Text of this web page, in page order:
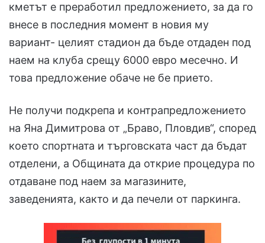
кметът е преработил предложението, за да го
внесе в последния момент в новия му
вариант- целият стадион да бъде отдаден под
наем на клуба срещу 6000 евро месечно. И
това предложение обаче не бе прието.
Не получи подкрепа и контрапредложението
на Яна Димитрова от „Браво, Пловдив“, според
което спортната и търговската част да бъдат
отделени, а Общината да открие процедура по
отдаване под наем за магазините,
заведенията, както и да печели от паркинга.